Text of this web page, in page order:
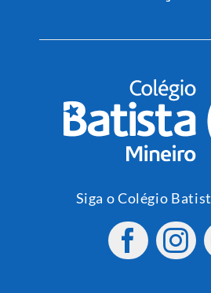
Siga o Colégio